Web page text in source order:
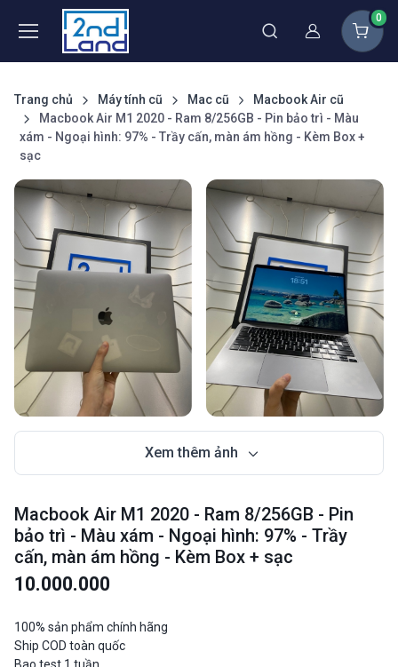
Thành viên
0
Trang chủ Máy tính cũ Mac cũ
Macbook Air cũ
Macbook Air M1 2020 - Ram 8/256GB - Pin bảo trì - Màu
xám - Ngoại hình: 97% - Trầy cấn, màn ám hồng - Kèm Box +
sạc
Xem thêm ảnh
Macbook Air M1 2020 - Ram 8/256GB - Pin
bảo trì - Màu xám - Ngoại hình: 97% - Trầy
cấn, màn ám hồng - Kèm Box + sạc
10.000.000
100% sản phẩm chính hãng
Ship COD toàn quốc
Bao test 1 tuần